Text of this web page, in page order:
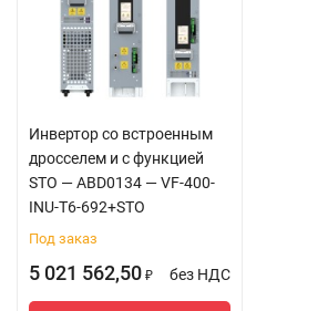
Инвертор со встроенным
дросселем и с функцией
STO — ABD0134 — VF-400-
INU-T6-692+STO
Под заказ
5 021 562,50 ₽ без НДС